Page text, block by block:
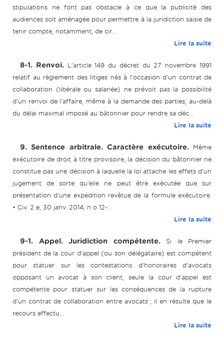
stipulations ne font pas obstacle à ce que la publicité des
audiences soit aménagée pour permettre à la juridiction saisie de
tenir compte, notamment, de cir...
Lire la suite
8-1. Renvoi. L'article 149 du décret du 27 novembre 1991
relatif au règlement des litiges nés à l'occasion d'un contrat de
collaboration (libérale ou salariée) ne prévoit pas la possibilité
d'un renvoi de l'affaire, même à la demande des parties, au-delà
du délai maximal imposé au bâtonnier pour rendre sa déc...
Lire la suite
9. Sentence arbitrale. Caractère exécutoire.
Même
exécutoire de droit à titre provisoire, la décision du bâtonnier ne
constitue pas une décision à laquelle la loi attache les effets d'un
jugement de sorte qu'elle ne peut être exécutée que sur
présentation d'une expédition revêtue de la formule exécutoire.
• Civ. 2 e, 30 janv. 2014, n o 12-...
Lire la suite
9-1. Appel. Juridiction compétente.
Si le Premier
président de la cour d’appel (ou son délégataire) est compétent
pour statuer sur les contestations d'honoraires d'avocats
opposant un avocat à son client, seule la cour d'appel est
compétente pour statuer sur les conséquences de la rupture
d'un contrat de collaboration entre avocats ; il en résulte que le
recours effectu...
Lire la suite